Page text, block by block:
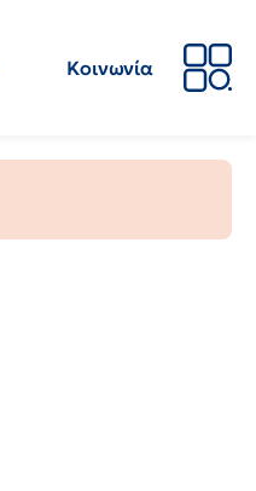
Κοινωνία